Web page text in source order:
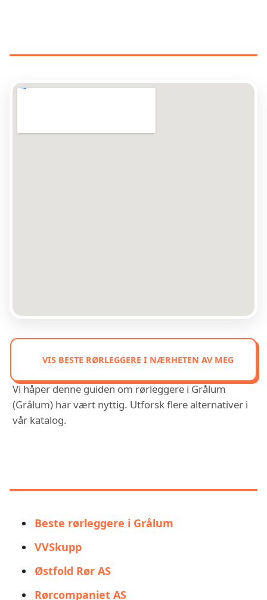
VIS BESTE RØRLEGGERE I NÆRHETEN AV MEG
Vi håper denne guiden om rørleggere i Grålum
(Grålum) har vært nyttig. Utforsk flere alternativer i
vår katalog.
Beste rørleggere i Grålum
VVSkupp
Østfold Rør AS
Rørcompaniet AS